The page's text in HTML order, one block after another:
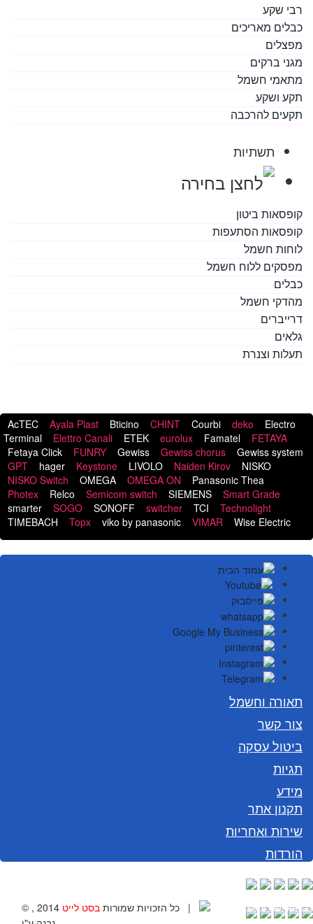
רבי שקע
כבלים מאריכים
מפצלים
מגני ברקים
מתאמי חשמל
תקע ושקע
תקעים להרכבה
תשתיות
קופסאות ביטון
קופסאות הסתעפות
לוחות חשמל
מפסקים ללוח חשמל
כבלים
מהדקי חשמל
דרייברים
גלאים
תעלות וצנרת
AcTEC Ayala Plast Bticino CHINT Courbi deko
Electro
Terminal
Elettro Canali ETEK eurolux Famatel
FETAYA
Fetaya Click
FUNRY Gewiss Gewiss chorus
Gewiss system
GPT
hager Keystone LIVOLO Naiden Kirov
NISKO
NISKO Switch
OMEGA OMEGA ON
Panasonic Thea
Photex
Relco Semicom switch SIEMENS
Smart Grade
smarter
SOGO SONOFF switcher TCI
Technolight
TIMEBACH
Topx viko by panasonic VIMAR Wise Electric
תאורה וחשמל
צור קשר
ביטול עסקה
תגיות
מידע
תקנון אתר
שירות ואחריות
הורדות
© , 2014 כל הזכויות שמורות בסט לייט |